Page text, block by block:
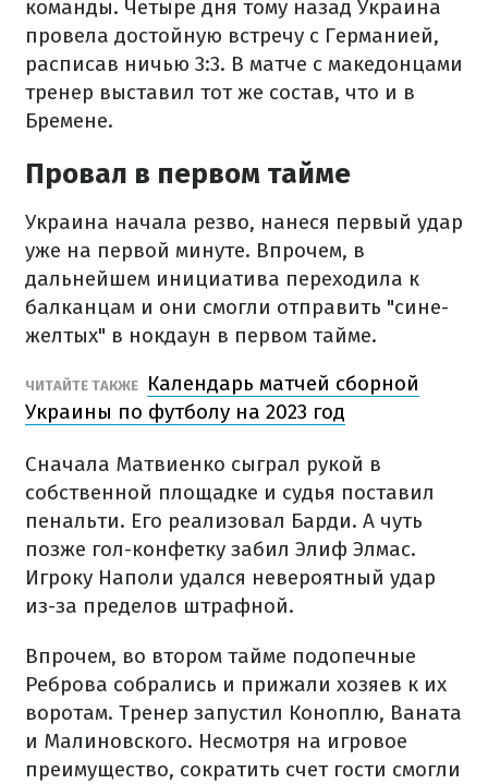
команды. Четыре дня тому назад Украина
провела достойную встречу с Германией,
расписав ничью 3:3. В матче с македонцами
тренер выставил тот же состав, что и в
Бремене.
Провал в первом тайме
Украина начала резво, нанеся первый удар
уже на первой минуте. Впрочем, в
дальнейшем инициатива переходила к
балканцам и они смогли отправить "сине-
желтых" в нокдаун в первом тайме.
ЧИТАЙТЕ ТАКЖЕ
Календарь матчей сборной
Украины по футболу на 2023 год
Сначала Матвиенко сыграл рукой в
собственной площадке и судья поставил
пенальти. Его реализовал Барди. А чуть
позже гол-конфетку забил Элиф Элмас.
Игроку Наполи удался невероятный удар
из-за пределов штрафной.
Впрочем, во втором тайме подопечные
Реброва собрались и прижали хозяев к их
воротам. Тренер запустил Коноплю, Ваната
и Малиновского. Несмотря на игровое
преимущество, сократить счет гости смогли